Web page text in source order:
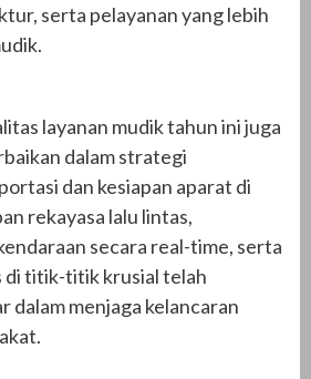
serta pelayanan yang lebih
layanan mudik tahun ini juga
dalam strategi
dan kesiapan aparat di
rekayasa lalu lintas,
secara real-time, serta
di titik-titik krusial telah
dalam menjaga kelancaran